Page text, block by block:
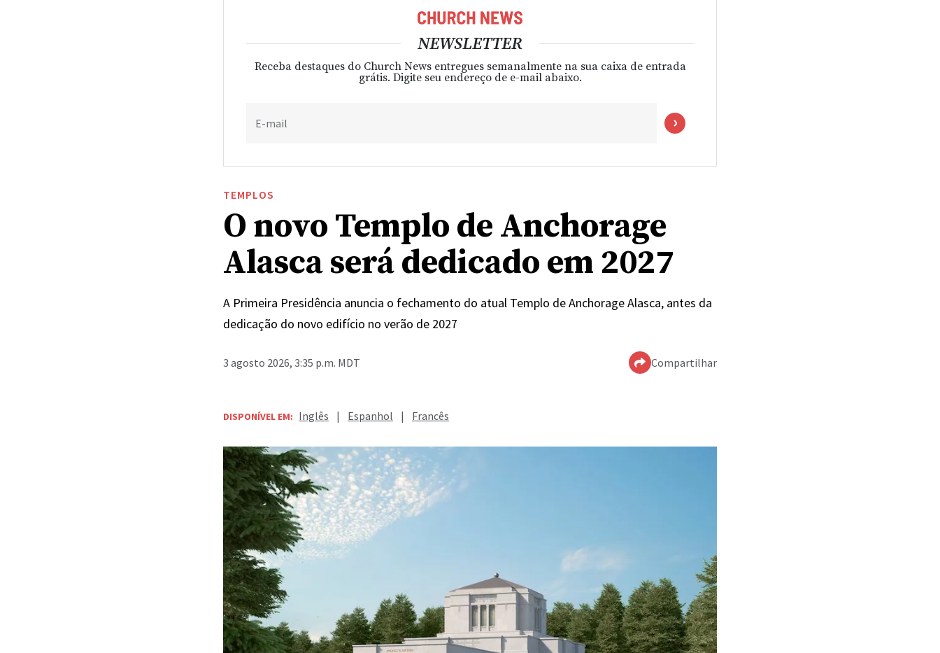
NEWSLETTER
Receba destaques do Church News entregues semanalmente na sua caixa de entrada
grátis. Digite seu endereço de e-mail abaixo.
E-mail
TEMPLOS
O novo Templo de Anchorage
Alasca será dedicado em 2027
A Primeira Presidência anuncia o fechamento do atual Templo de Anchorage Alasca, antes da
dedicação do novo edifício no verão de 2027
3 agosto 2026, 3:35 p.m. MDT Compartilhar
DISPONÍVEL EM: Inglês | Espanhol | Francês